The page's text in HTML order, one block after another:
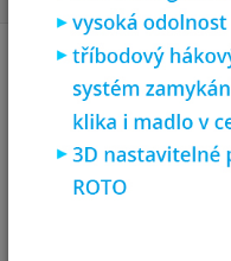
Střešní okna
PREMIUM
74x140 cm,